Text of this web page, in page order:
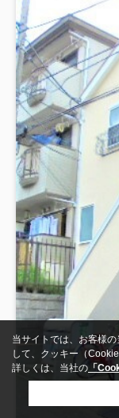
当サイトでは、お客様
して、クッキー（
詳しくは、当社の 「